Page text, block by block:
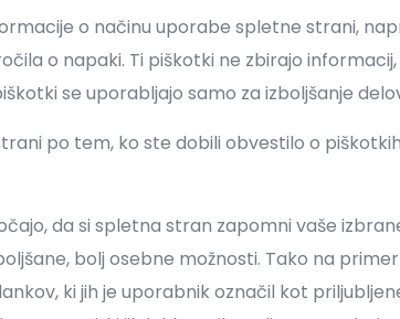
o načinu uporabe spletne strani,
o napaki. Ti piškotki ne zbirajo
se uporabljajo samo za izboljšanje
po tem, ko ste dobili obvestilo o
da si spletna stran zapomni vaše
bolj osebne možnosti. Tako na
ki jih je uporabnik označil kot